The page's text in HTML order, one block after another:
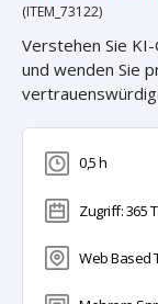
(ITEM_73122)
Verstehen Sie
und wenden Sie
0,5 h
Zugriff: 365
Web Based